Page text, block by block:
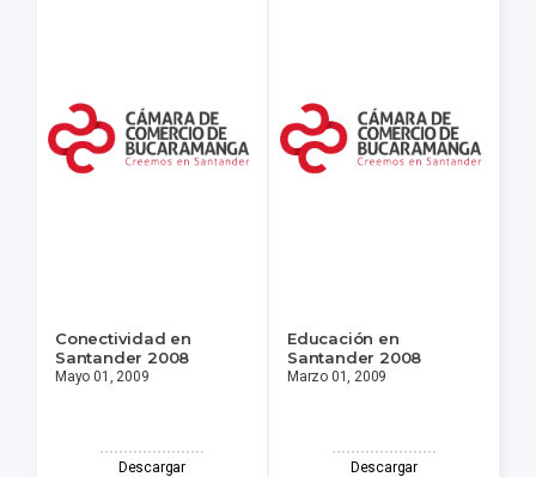
Conectividad en
Santander 2008
Mayo 01, 2009
Descargar
Educación en
Santander 2008
Marzo 01, 2009
Descargar